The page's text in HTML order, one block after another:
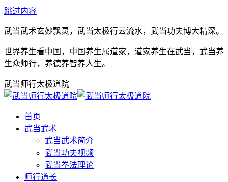
跳过内容
武当武术玄妙飘灵，武当太极行云流水，武当功夫博大精深。
世界养生看中国，中国养生属道家，道家养生在武当，武当养
生众师行，养德养智养人生。
武当师行太极道院
首页
武当武术
武当武术简介
武当功夫视频
武当拳法理论
师行道长